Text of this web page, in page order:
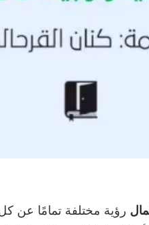
رؤية مختلفة تمامًا عن